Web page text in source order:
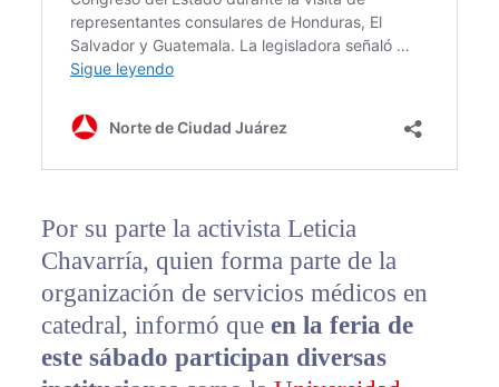
Por su parte la activista Leticia
Chavarría, quien forma parte de la
organización de servicios médicos en
catedral, informó que en la feria de
este sábado participan diversas